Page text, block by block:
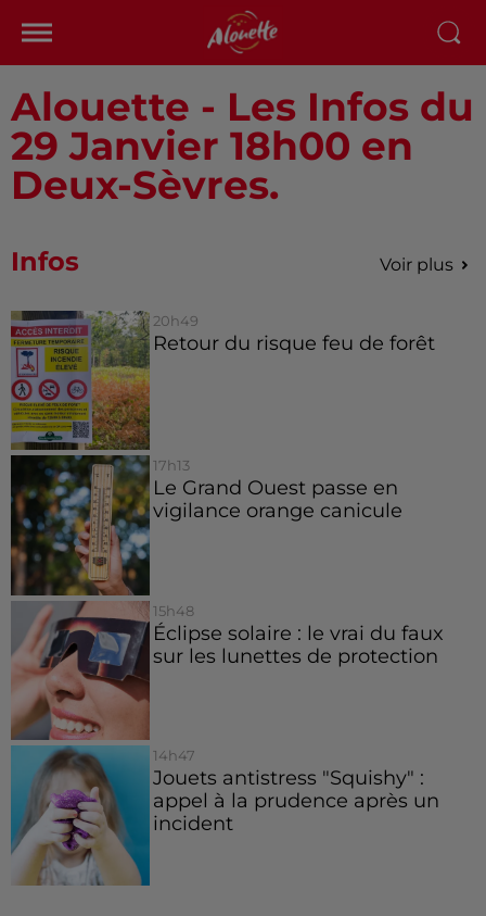
Alouette - Les Infos du
29 Janvier 18h00 en
Deux-Sèvres.
Infos Voir plus
20h49
Retour du risque feu de forêt
17h13
Le Grand Ouest passe en
vigilance orange canicule
15h48
Éclipse solaire : le vrai du faux
sur les lunettes de protection
14h47
Jouets antistress "Squishy" :
appel à la prudence après un
incident